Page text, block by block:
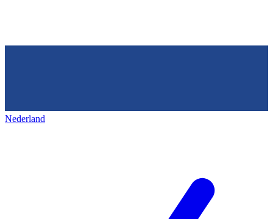
Nederland